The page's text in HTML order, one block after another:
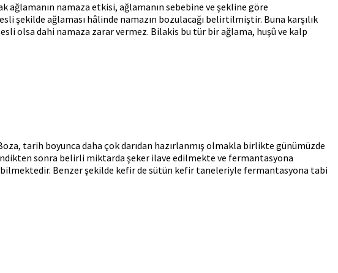
ağlamanın namaza etkisi, ağlamanın sebebine ve şekline göre
şekilde ağlaması hâlinde namazın bozulacağı belirtilmiştir. Buna karşılık
olsa dahi namaza zarar vermez. Bilakis bu tür bir ağlama, huşû ve kalp
tarih boyunca daha çok darıdan hazırlanmış olmakla birlikte günümüzde
sonra belirli miktarda şeker ilave edilmekte ve fermantasyona
Benzer şekilde kefir de sütün kefir taneleriyle fermantasyona tabi